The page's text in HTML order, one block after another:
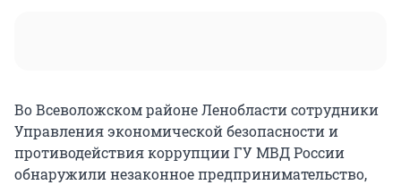
Во Всеволожском районе Ленобласти сотрудники
Управления экономической безопасности и
противодействия коррупции ГУ МВД России
обнаружили незаконное предпринимательство,